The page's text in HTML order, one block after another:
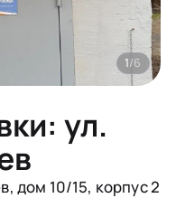
ул.
дом 10/15, корпус 2
1/6